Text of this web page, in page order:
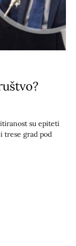
su epiteti
trese grad pod